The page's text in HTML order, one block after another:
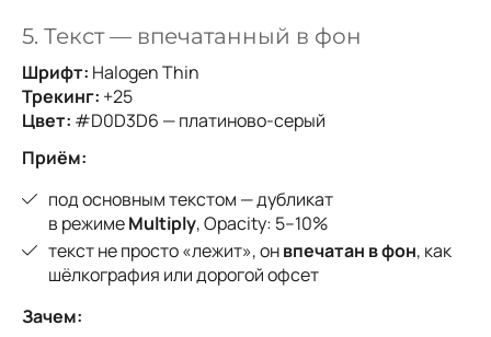
5. Текст — впечатанный в фон
Шрифт: Halogen Thin
Трекинг: +25
Цвет: #D0D3D6 — платиново-серый
Приём:
под основным текстом — дубликат
в режимеMultiply, Opacity: 5–10%
текст не просто «лежит», онвпечатан в фон, как
шёлкография или дорогой офсет
Зачем: